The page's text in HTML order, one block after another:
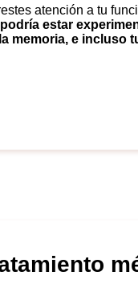
atención a tu
estar
memoria, e incluso